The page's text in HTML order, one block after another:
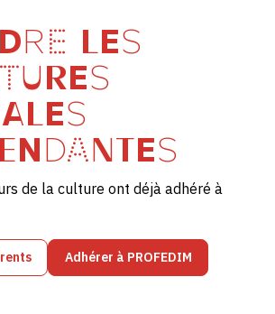
LES
de la culture ont déjà adhéré à
Adhérer à PROFEDIM